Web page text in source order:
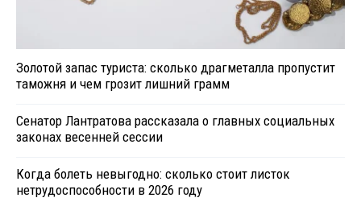
Золотой запас туриста: сколько драгметалла пропустит
таможня и чем грозит лишний грамм
Сенатор Лантратова рассказала о главных социальных
законах весенней сессии
Когда болеть невыгодно: сколько стоит листок
нетрудоспособности в 2026 году